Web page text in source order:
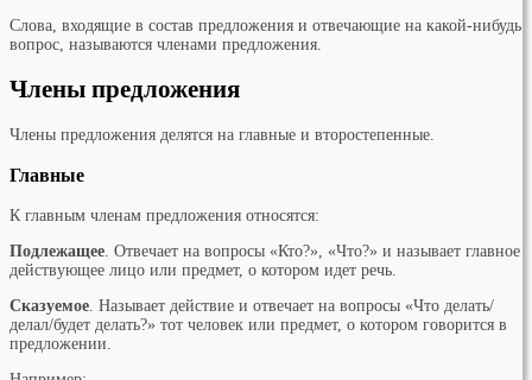
Слова, входящие в состав предложения и отвечающие на какой-нибудь
вопрос, называются членами предложения.
Члены предложения
Члены предложения делятся на главные и второстепенные.
Главные
К главным членам предложения относятся:
Подлежащее. Отвечает на вопросы «Кто?», «Что?» и называет главное
действующее лицо или предмет, о котором идет речь.
Сказуемое. Называет действие и отвечает на вопросы «Что делать/
делал/будет делать?» тот человек или предмет, о котором говорится в
предложении.